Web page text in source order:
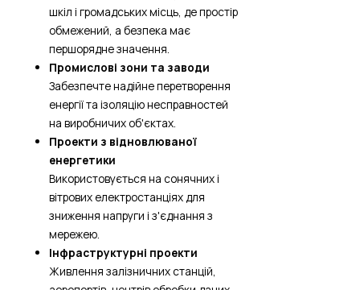
шкіл і громадських місць, де простір
обмежений, а безпека має
першорядне значення.
Промислові зони та заводи
Забезпечте надійне перетворення
енергії та ізоляцію несправностей
на виробничих об'єктах.
Проекти з відновлюваної
енергетики
Використовується на сонячних і
вітрових електростанціях для
зниження напруги і з'єднання з
мережею.
Інфраструктурні проекти
Живлення залізничних станцій,